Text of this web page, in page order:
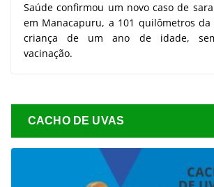
Saúde confirmou um novo caso de
em Manacapuru, a 101 quilômetros
criança de um ano de idade,
vacinação.
CACHO DE UVAS